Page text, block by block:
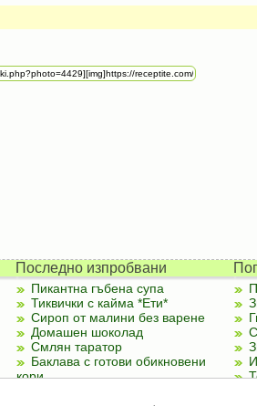
Последно изпробвани
Пикантна гъбена супа
Тиквички с кайма *Ети*
Сироп от малини без варене
Домашен шоколад
Смлян таратор
Баклава с готови обикновени
кори